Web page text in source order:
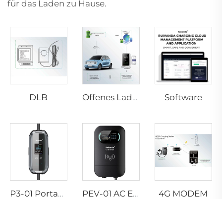
für das Laden zu Hause.
DLB Offenes Ladepunktprotokoll Software
P3-01 Portabler EV-Ladegerät PEV-01 AC EV WALLBOX 4G MODEM